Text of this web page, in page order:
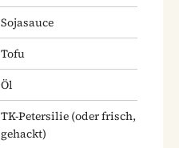
Sojasauce
Tofu
Öl
TK-Petersilie (oder frisch,
gehackt)